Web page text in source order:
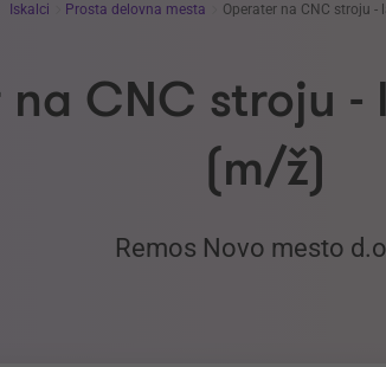
Iskalci Prosta delovna mesta Operater na CNC stroju
CNC stroju -
(m/ž)
Remos Novo mesto